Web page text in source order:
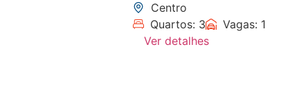
Centro
Quartos: 3
Vagas: 1
Ver detalhes